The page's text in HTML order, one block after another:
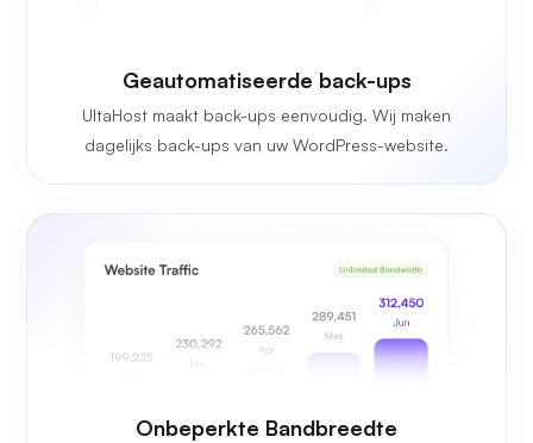
Geautomatiseerde back-ups
UltaHost maakt back-ups eenvoudig. Wij maken
dagelijks back-ups van uw WordPress-website.
Onbeperkte Bandbreedte